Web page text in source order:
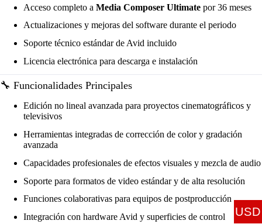
Acceso completo a Media Composer Ultimate por 36 meses
Actualizaciones y mejoras del software durante el periodo
Soporte técnico estándar de Avid incluido
Licencia electrónica para descarga e instalación
🔧 Funcionalidades Principales
Edición no lineal avanzada para proyectos cinematográficos y
televisivos
Herramientas integradas de corrección de color y gradación
avanzada
Capacidades profesionales de efectos visuales y mezcla de audio
Soporte para formatos de video estándar y de alta resolución
Funciones colaborativas para equipos de postproducción
Integración con hardware Avid y superficies de control
USD